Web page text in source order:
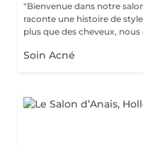
"Bienvenue dans notre
raconte une histoire de
plus que des cheveux, nous
Soin Acné